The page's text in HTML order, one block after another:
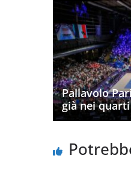
Pallavolo
già nei quarti